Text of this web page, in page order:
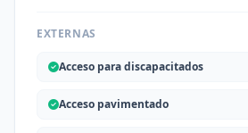
EXTERNAS
Acceso para discapacitados
Acceso pavimentado